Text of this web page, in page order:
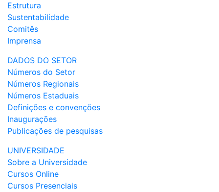
Estrutura
Sustentabilidade
Comitês
Imprensa
DADOS DO SETOR
Números do Setor
Números Regionais
Números Estaduais
Definições e convenções
Inaugurações
Publicações de pesquisas
UNIVERSIDADE
Sobre a Universidade
Cursos Online
Cursos Presenciais